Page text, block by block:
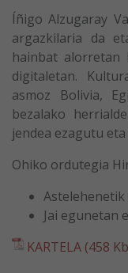
Íñigo Alzugaray
argazkilaria da
hainbat alorretan
digitaletan.
asmoz Bolivia,
bezalako
jendea ezagutu
Ohiko ordutegia
Astelehenetik
Jai egunetan
KARTELA (458